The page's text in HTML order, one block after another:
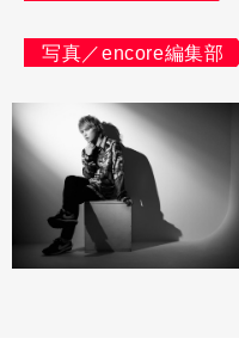
写真／encore編集部